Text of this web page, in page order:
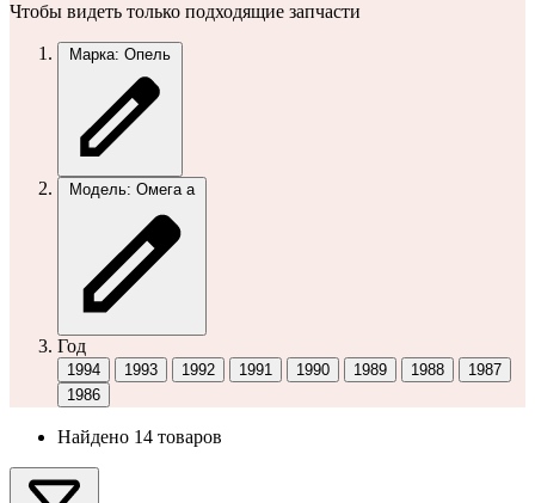
Чтобы видеть только подходящие запчасти
Марка: Опель
Модель: Омега а
Год
1994 1993 1992 1991 1990 1989 1988
1987
1986
Найдено 14 товаров